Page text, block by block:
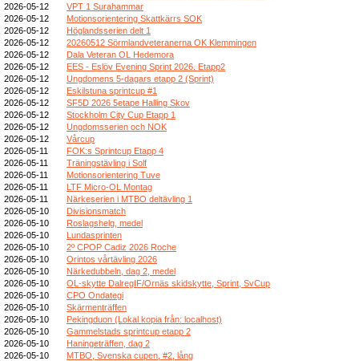
2026-05-12
VPT 1 Surahammar
2026-05-12
Motionsorientering Skattkärrs SOK
2026-05-12
Höglandsserien delt 1
2026-05-12
20260512 Sörmlandveteranerna OK Klemmingen
2026-05-12
Dala Veteran OL Hedemora
2026-05-12
EES - Eslöv Evening Sprint 2026. Etapp2
2026-05-12
Ungdomens 5-dagars etapp 2 (Sprint)
2026-05-12
Eskilstuna sprintcup #1
2026-05-12
SF5D 2026 5etape Halling Skov
2026-05-12
Stockholm City Cup Etapp 1
2026-05-12
Ungdomsserien och NOK
2026-05-12
Vårcup
2026-05-11
FOK:s Sprintcup Etapp 4
2026-05-11
Träningstävling i Solf
2026-05-11
Motionsorientering Tuve
2026-05-11
LTF Micro-OL Montag
2026-05-11
Närkeserien i MTBO deltävling 1
2026-05-10
Divisionsmatch
2026-05-10
Roslagshelg, medel
2026-05-10
Lundasprinten
2026-05-10
2º CPOP Cadiz 2026 Roche
2026-05-10
Orintos vårtävling 2026
2026-05-10
Närkedubbeln, dag 2, medel
2026-05-10
OL-skytte DalregIF/Ornäs skidskytte, Sprint, SvCup
2026-05-10
CPO Ondategi
2026-05-10
Skärmenträffen
2026-05-10
Pekingduon (Lokal kopia från: localhost)
2026-05-10
Gammelstads sprintcup etapp 2
2026-05-10
Haningeträffen, dag 2
2026-05-10
MTBO, Svenska cupen, #2, lång